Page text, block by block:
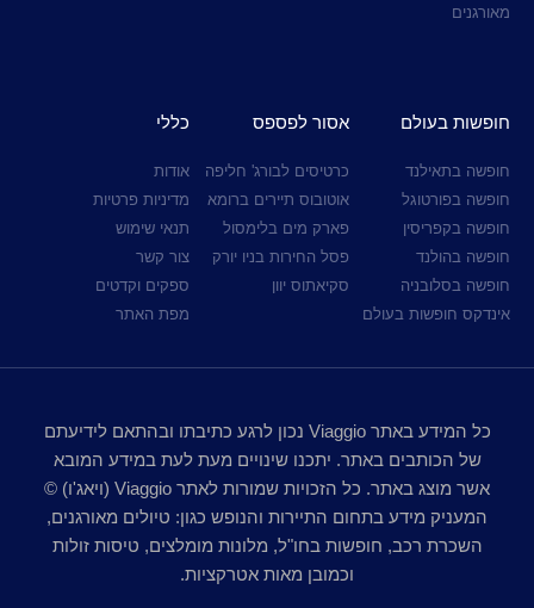
מאורגנים
חופשות בעולם
חופשה בתאילנד
חופשה בפורטוגל
חופשה בקפריסין
חופשה בהולנד
חופשה בסלובניה
אינדקס חופשות בעולם
אסור לפספס
כרטיסים לבורג' חליפה
אוטובוס תיירים ברומא
פארק מים בלימסול
פסל החירות בניו יורק
סקיאתוס יוון
כללי
אודות
מדיניות פרטיות
תנאי שימוש
צור קשר
ספקים וקדטים
מפת האתר
כל המידע באתר Viaggio נכון לרגע כתיבתו ובהתאם לידיעתם
של הכותבים באתר. יתכנו שינויים מעת לעת במידע המובא
אשר מוצג באתר. כל הזכויות שמורות לאתר Viaggio (ויאג'ו) ©
המעניק מידע בתחום התיירות והנופש כגון: טיולים מאורגנים,
השכרת רכב, חופשות בחו"ל, מלונות מומלצים, טיסות זולות
וכמובן מאות אטרקציות.